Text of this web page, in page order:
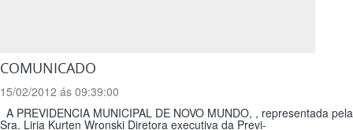
COMUNICADO
15/02/2012 ás 09:39:00
A PREVIDENCIA MUNICIPAL DE NOVO MUNDO, , representada pela
Sra. Liria Kurten Wronski Diretora executiva da Previ-